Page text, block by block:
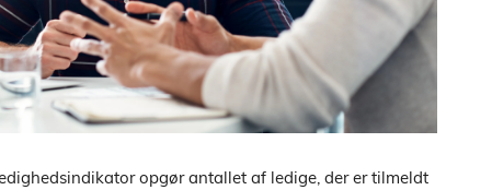
ledighedsindikator opgør antallet af ledige, der er tilmeldt